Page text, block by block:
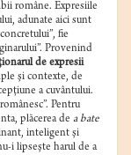
române. Expresiile
adunate aici sunt
fie
Provenind
de expresii
şi contexte, de
a cuvântului.
Pentru
plăcerea de a bate
inteligent şi
i lipseşte harul de a